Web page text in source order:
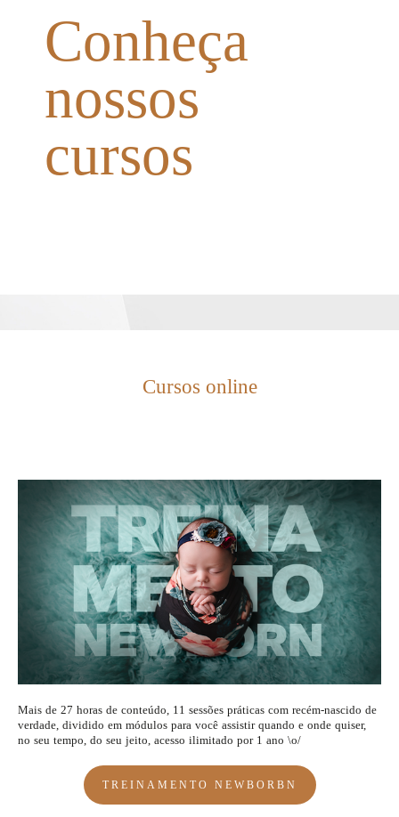
Conheça
nossos
cursos
Cursos online
Mais de 27 horas de conteúdo, 11 sessões práticas com recém-nascido de
verdade, dividido em módulos para você assistir quando e onde quiser,
no seu tempo, do seu jeito, acesso ilimitado por 1 ano \o/
TREINAMENTO NEWBORBN